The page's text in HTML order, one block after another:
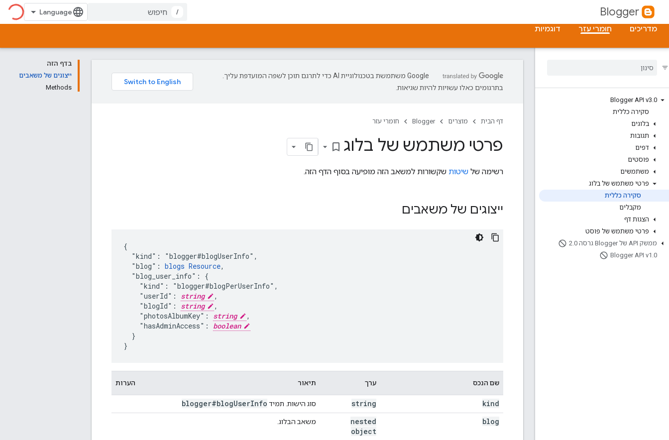
Blogger
/
מדריכים
חומרי עזר דוגמיות
Blogger API v3.0
סקירה כללית
בלוגים
תגובות
דפים
פוסטים
משתמשים
פרטי משתמש של בלוג
סקירה כללית
מקבלים
הצגות דף
פרטי משתמש של פוסט
ממשק API של Blogger גרסה 2
.0
Blogger API v1 .0
בדף הזה
ייצוגים של משאבים
Methods
‫Google משתמשת בטכנולוגיית AI כדי לתרגם תוכן לשפה המועדפת עליך.
בתרגומים כאלו עשויות להיות שגיאות.
דף הבית מוצרים Blogger חומרי עזר
פרטי משתמש של בלוג bookmark_border
רשימה של שיטות שקשורות למשאב הזה מופיעה בסוף הדף הזה.
ייצוגים של משאבים
{
  "kind": "blogger#blogUserInfo",
  "blog":
blogs Resource,
  "blog_user_info": {
    "kind": "blogger#blogPerUserInfo",
    "userId":
string
,
    "blogId":
string
,
    "photosAlbumKey":
string
,
    "hasAdminAccess":
boolean
  }
}
שם הנכס ערך תיאור הערות
kind
string סוג הישות. תמיד blogger#blogUserInfo
blog
nested
object
משאב הבלוג.